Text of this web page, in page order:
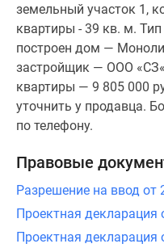
земельный участок 1,
квартиры - 39 кв. м.
построен дом —
застройщик — ООО
квартиры — 9 805 000
уточнить у продавца.
по телефону.
Правовые
Разрешение на ввод от
Проектная декларация
Проектная декларация